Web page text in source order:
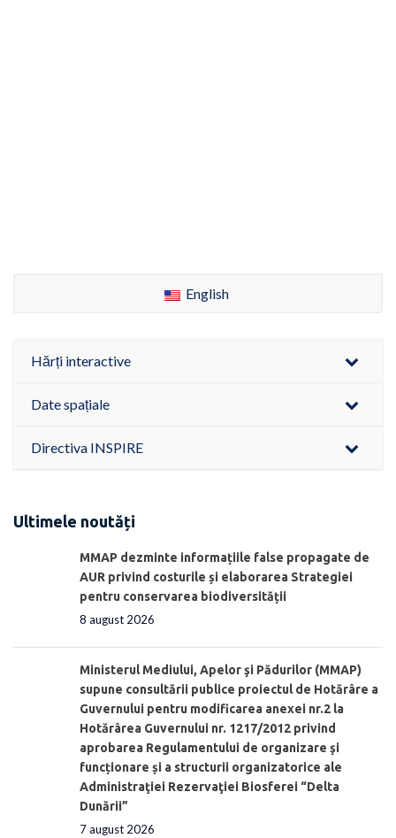
English
Hărți interactive
Date spațiale
Directiva INSPIRE
Ultimele noutăți
MMAP dezminte informațiile false propagate de
AUR privind costurile și elaborarea Strategiei
pentru conservarea biodiversității
8 august 2026
Ministerul Mediului, Apelor şi Pădurilor (MMAP)
supune consultării publice proiectul de Hotărâre a
Guvernului pentru modificarea anexei nr.2 la
Hotărârea Guvernului nr. 1217/2012 privind
aprobarea Regulamentului de organizare şi
funcționare și a structurii organizatorice ale
Administraţiei Rezervaţiei Biosferei “Delta
Dunării”
7 august 2026